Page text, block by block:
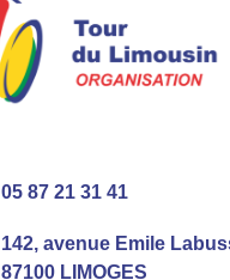
05 87 21 31 41
142, avenue Emile
87100 LIMOGES